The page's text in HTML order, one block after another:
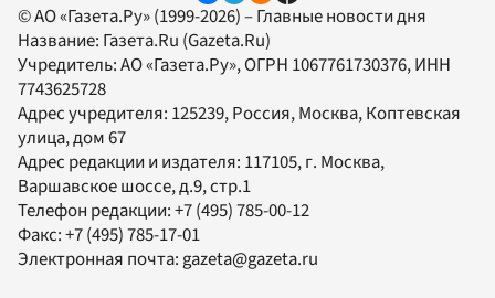
© АО «Газета.Ру» (1999-2026) – Главные новости дня
Название: Газета.Ru (Gazeta.Ru)
Учредитель:АО «Газета.Ру», ОГРН 1067761730376, ИНН
7743625728
Адрес учредителя: 125239, Россия, Москва, Коптевская
улица, дом 67
Адрес редакции и издателя: 117105, г. Москва,
Варшавское шоссе, д.9, стр.1
Телефон редакции:+7 (495) 785-00-12
Факс:+7 (495) 785-17-01
Электронная почта:gazeta@gazeta.ru